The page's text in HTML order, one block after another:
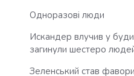
Одноразові люди
Искандер влучив у
загинули шестеро
Зеленський став